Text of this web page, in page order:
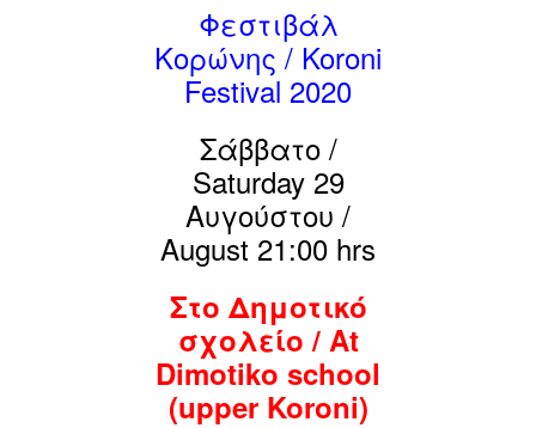
Φεστιβάλ
Κορώνης / Koroni
Festival 2020
Σάββατο /
Saturday 29
Αυγούστου /
August 21:00 hrs
Στo Δημοτικό
σχολείο / At
Dimotiko school
(upper Koroni)